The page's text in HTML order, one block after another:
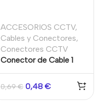
ACCESORIOS CCTV,
Cables y Conectores,
Conectores CCTV
Conector de Cable 1
Calibre del cable 28 a
12AWG
0,69€ 0,48 €